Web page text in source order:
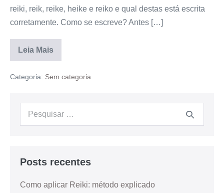
reiki, reik, reike, heike e reiko e qual destas está escrita
corretamente. Como se escreve? Antes […]
Leia Mais
Categoria: Sem categoria
Posts recentes
Como aplicar Reiki: método explicado